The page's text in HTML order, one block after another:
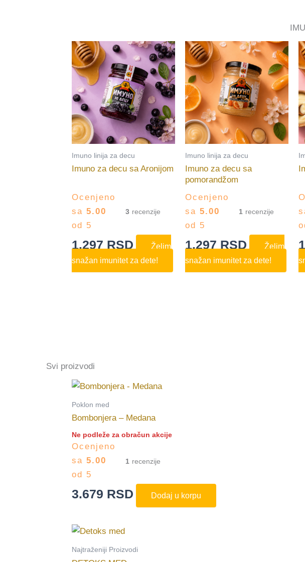
Imuno linija za decu
Imuno za decu sa Aronijom
Ocenjeno
sa 5.00
od 5
3
1.297 RSD
Želim
snažan imunitet za dete!
Imuno linija za decu
Imuno za decu sa
pomorandžom
Ocenjeno
sa 5.00
od 5
1
1.297 RSD
Želim
snažan imunitet za dete!
Svi proizvodi
Poklon med
Bombonjera – Medana
Ne podleže za obračun akcije
Ocenjeno
sa 5.00
od 5
1
3.679 RSD Dodaj u korpu
Najtraženiji Proizvodi